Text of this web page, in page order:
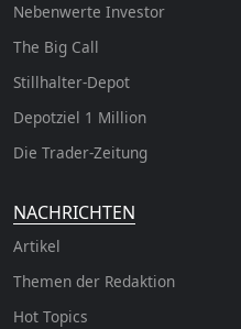
Nebenwerte Investor
The Big Call
Stillhalter-Depot
Depotziel 1 Million
Die Trader-Zeitung
NACHRICHTEN
Artikel
Themen der Redaktion
Hot Topics